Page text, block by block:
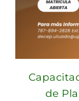
de